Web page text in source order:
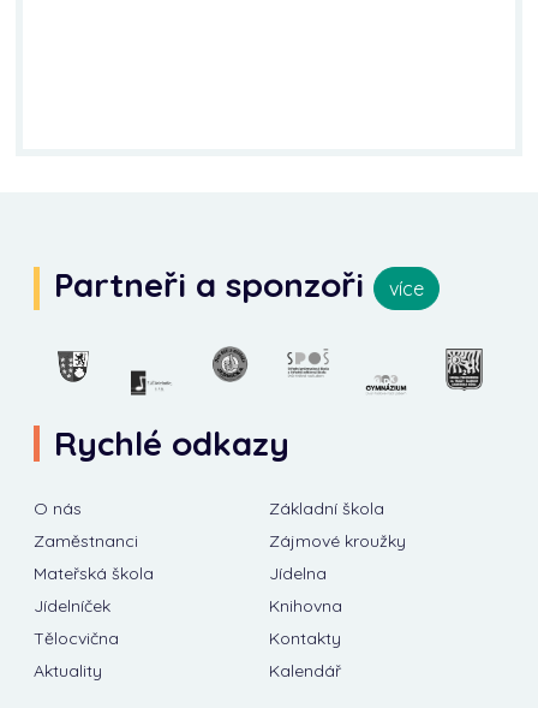
Partneři a sponzoři více
Rychlé odkazy
O nás
Základní škola
Zaměstnanci
Zájmové kroužky
Mateřská škola
Jídelna
Jídelníček
Knihovna
Tělocvična
Kontakty
Aktuality
Kalendář